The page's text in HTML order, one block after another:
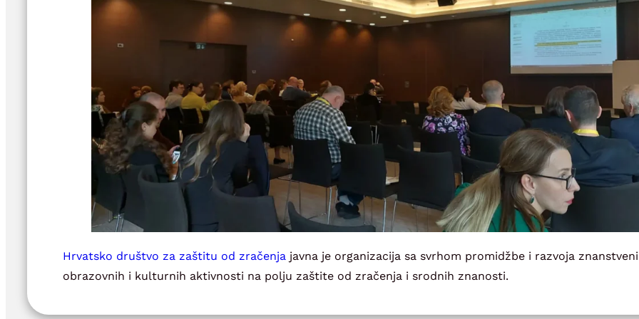
Hrvatsko društvo za zaštitu od zračenja javna je organizacija sa svrhom promidžbe i razvoja
obrazovnih i kulturnih aktivnosti na polju zaštite od zračenja i srodnih znanosti.